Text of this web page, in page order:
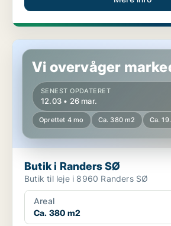
Butik i Randers SØ
Vi overvåger
SENEST OPDATERET
12.03 • 26 mar.
Oprettet 4 mo Ca. 380 m2 Ca.
Butik i Randers SØ
Butik til leje i 8960 Randers SØ
Areal
Ca. 380 m2